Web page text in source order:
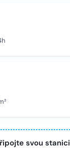
svou stanici